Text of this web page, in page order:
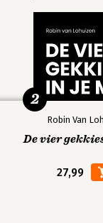
Robin Van
De vier
27,99
2